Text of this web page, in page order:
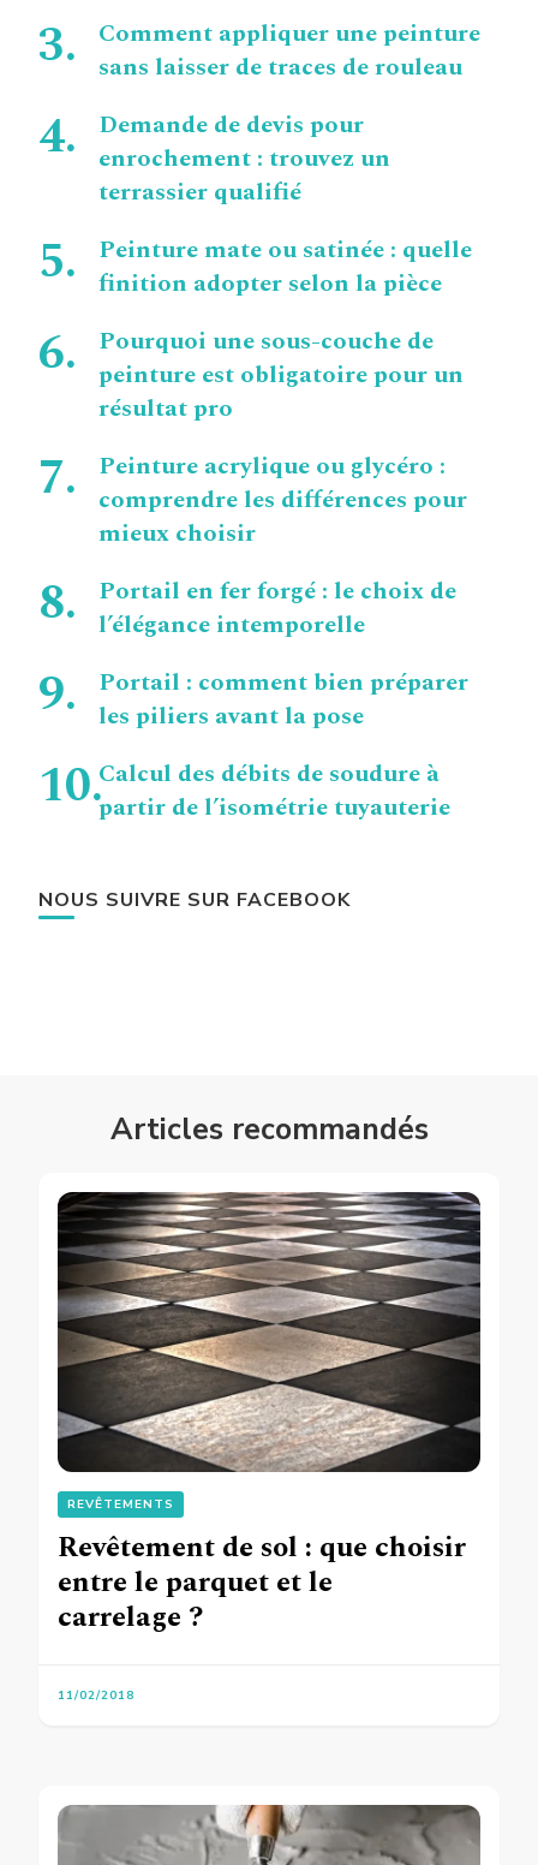
Comment appliquer une peinture
sans laisser de traces de rouleau
Demande de devis pour
enrochement : trouvez un
terrassier qualifié
Peinture mate ou satinée : quelle
finition adopter selon la pièce
Pourquoi une sous-couche de
peinture est obligatoire pour un
résultat pro
Peinture acrylique ou glycéro :
comprendre les différences pour
mieux choisir
Portail en fer forgé : le choix de
l’élégance intemporelle
Portail : comment bien préparer
les piliers avant la pose
Calcul des débits de soudure à
partir de l’isométrie tuyauterie
NOUS SUIVRE SUR FACEBOOK
Articles recommandés
REVÊTEMENTS
Revêtement de sol : que choisir
entre le parquet et le
carrelage ?
11/02/2018